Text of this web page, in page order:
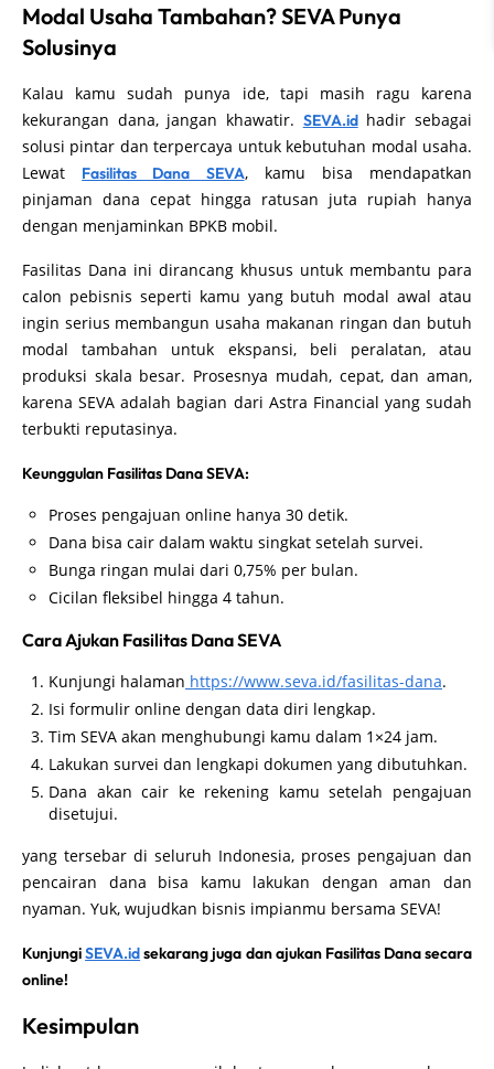
Modal Usaha Tambahan? SEVA Punya
Solusinya
Kalau kamu sudah punya ide, tapi masih ragu karena
kekurangan dana, jangan khawatir. SEVA.idhadir sebagai
solusi pintar dan terpercaya untuk kebutuhan modal usaha.
Lewat Fasilitas Dana SEVA, kamu bisa mendapatkan
pinjaman dana cepat hingga ratusan juta rupiah hanya
dengan menjaminkan BPKB mobil.
Fasilitas Dana ini dirancang khusus untuk membantu para
calon pebisnis seperti kamu yang butuh modal awal atau
ingin serius membangun usaha makanan ringan dan butuh
modal tambahan untuk ekspansi, beli peralatan, atau
produksi skala besar. Prosesnya mudah, cepat, dan aman,
karena SEVA adalah bagian dari Astra Financial yang sudah
terbukti reputasinya.
Keunggulan Fasilitas Dana SEVA:
Proses pengajuan online hanya 30 detik.
Dana bisa cair dalam waktu singkat setelah survei.
Bunga ringan mulai dari 0,75% per bulan.
Cicilan fleksibel hingga 4 tahun.
Cara Ajukan Fasilitas Dana SEVA
Kunjungi halaman https://www.seva.id/fasilitas-dana.
Isi formulir online dengan data diri lengkap.
Tim SEVA akan menghubungi kamu dalam 1×24 jam.
Lakukan survei dan lengkapi dokumen yang dibutuhkan.
Dana akan cair ke rekening kamu setelah pengajuan
disetujui.
yang tersebar di seluruh Indonesia, proses pengajuan dan
pencairan dana bisa kamu lakukan dengan aman dan
nyaman. Yuk, wujudkan bisnis impianmu bersama SEVA!
KunjungiSEVA.idsekarang juga dan ajukan Fasilitas Dana secara
online!
Kesimpulan